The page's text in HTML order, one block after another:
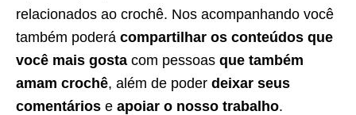
relacionados ao crochê. Nos acompanhando você
também poderá compartilhar os conteúdos que
você mais gosta com pessoas que também
amam crochê, além de poder deixar seus
comentários e apoiar o nosso trabalho.